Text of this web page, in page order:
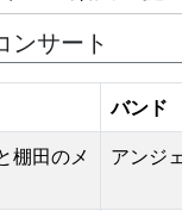
！「地元産の卵、
山積みの卵の箱を
けて持って帰ろう
苦茶うらやましが
ンサート
バンド
棚⽥のメ
アンジ